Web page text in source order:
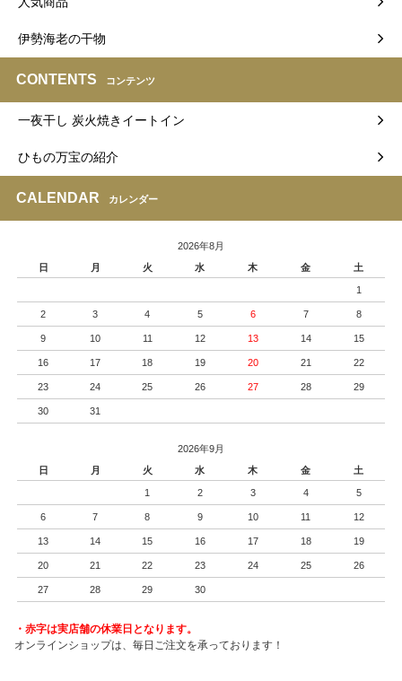
伊勢海老の干物
CONTENTS コンテンツ
一夜干し 炭火焼きイートイン
ひもの万宝の紹介
CALENDAR カレンダー
2026年8月
日
月 火 水 木 金 土
1
2 3 4 5 6 7 8
9 10 11 12 13 14 15
16 17 18 19 20 21 22
23 24 25 26 27 28 29
30 31
2026年9月
日
月 火 水 木 金 土
1 2 3 4 5
6 7 8 9 10 11 12
13 14 15 16 17 18 19
20 21 22 23 24 25 26
27 28 29 30
・赤字は実店舗の休業日となります。
オンラインショップは、毎日ご注文を承っております！